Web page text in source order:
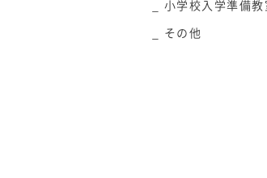
小学校入学準備教
その他